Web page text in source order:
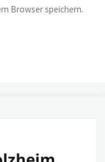
Browser speichern.